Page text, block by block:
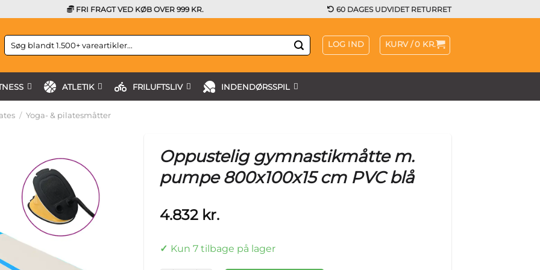
FRI FRAGT VED KØB OVER 999 KR. 60 DAGES UDVIDET RETURRET
Søg
efter:
LOG IND KURV /0 KR.
ATLETIK FRILUFTSLIV INDENDØRSSPIL
/ Yoga- & pilatesmåtter
Oppustelig gymnastikmåtte m.
pumpe 800x100x15 cm PVC blå
4.832 kr.
Kun 7 tilbage på lager